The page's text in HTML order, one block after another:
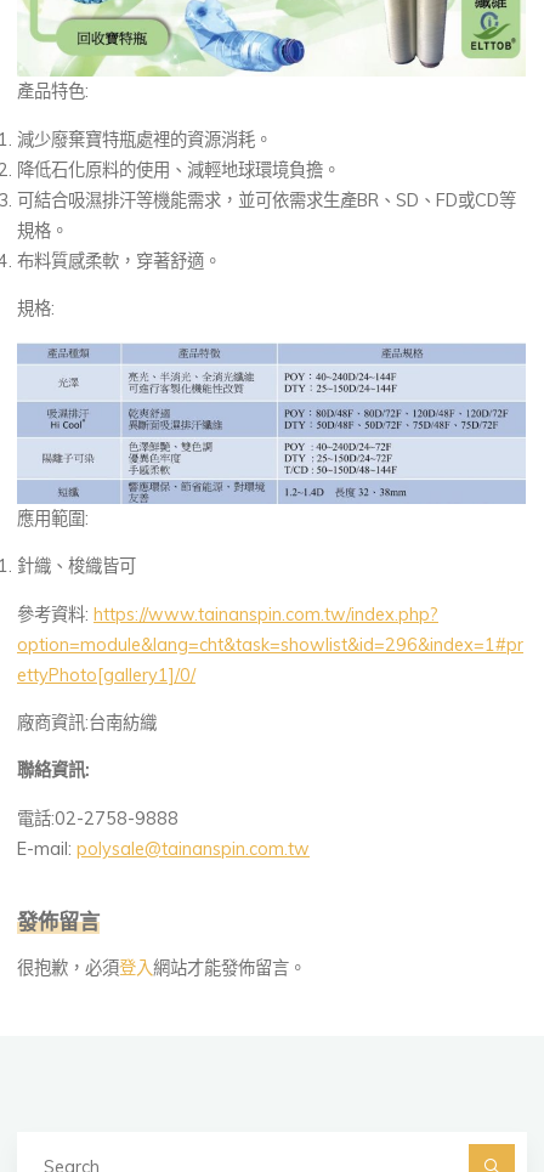
產品特色:
減少廢棄寶特瓶處裡的資源消耗。
降低石化原料的使用、減輕地球環境負擔。
可結合吸濕排汗等機能需求，並可依需求生產BR、SD、FD或CD等
規格。
布料質感柔軟，穿著舒適。
規格:
應用範圍:
針織、梭織皆可
參考資料:https://www.tainanspin.com.tw/index.php?
option=module&lang=cht&task=showlist&id=296&index=1#pr
ettyPhoto[gallery1]/0/
廠商資訊:台南紡織
聯絡資訊:
電話:02-2758-9888
E-mail:polysale@tainanspin.com.tw
發佈留言
很抱歉，必須登入網站才能發佈留言。